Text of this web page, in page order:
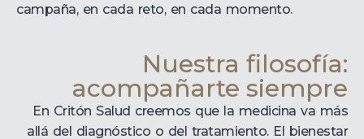
campaña, en cada reto, en cada momento.
Nuestra filosofía:
acompañarte siempre
En Critón Salud creemos que la medicina va más
allá del diagnóstico o del tratamiento. El bienestar